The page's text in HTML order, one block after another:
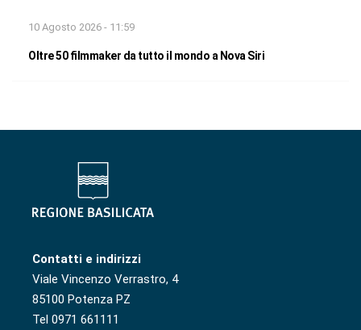
10 Agosto 2026 - 11:59
Oltre 50 filmmaker da tutto il mondo a Nova Siri
Contatti e indirizzi
Viale Vincenzo Verrastro, 4
85100 Potenza PZ
Tel 0971 661111